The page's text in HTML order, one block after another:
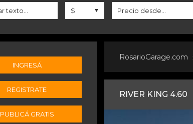
INGRESÁ
REGISTRATE
PUBLICÁ GRATIS
RosarioGarage.com
RIVER KING 4.60